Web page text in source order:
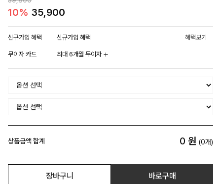
10% 35,900
신규가입 혜택 신규가입 혜택 혜택보기
무이자 카드 최대 6개월 무이자
상품금액 합계 0 원 (0개)
장바구니 바로구매